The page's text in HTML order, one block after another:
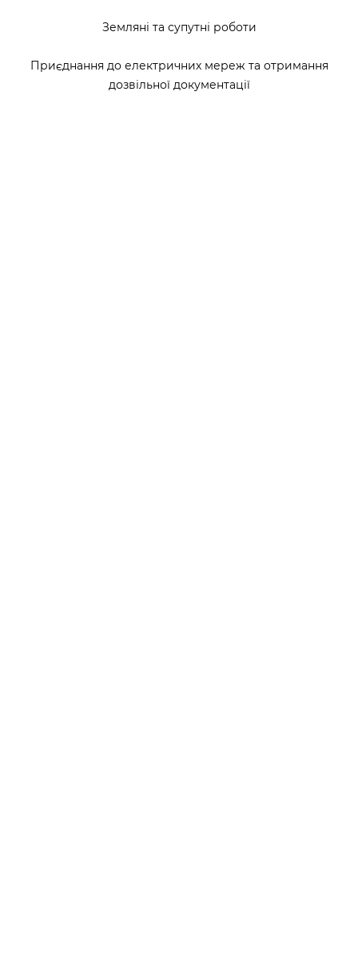
Земляні та супутні роботи
Приєднання до електричних мереж та отримання
дозвільної документації